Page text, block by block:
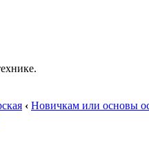
‹ Новичкам или основы